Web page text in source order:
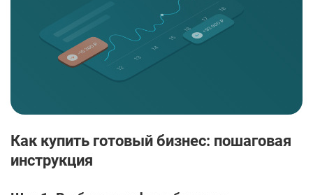
Как купить готовый бизнес: пошаговая
инструкция